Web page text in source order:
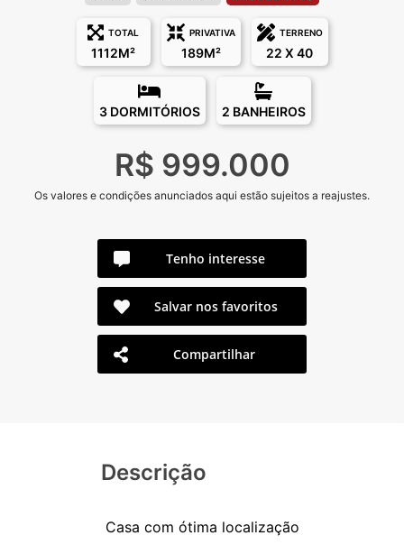
TOTAL
1112M²
PRIVATIVA
189M²
TERRENO
22 X 40
3 DORMITÓRIOS 2 BANHEIROS
R$ 999.000
Os valores e condições anunciados aqui estão sujeitos a reajustes.
Tenho interesse
Salvar nos favoritos
Compartilhar
Descrição